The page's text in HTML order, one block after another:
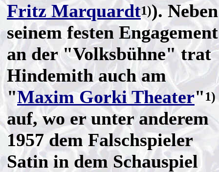
Fritz Marquardt1)). Neben
seinem festen Engagement
an der "Volksbühne" trat
Hindemith auch am
"Maxim Gorki Theater"1)
auf, wo er unter anderem
1957 dem Falschspieler
Satin in dem Schauspiel